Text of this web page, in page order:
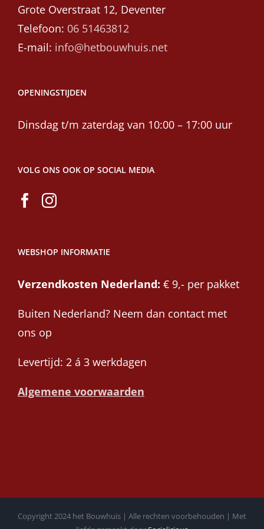
Grote Overstraat 12, Deventer
Telefoon: 06 51463812
E-mail: info@hetbouwhuis.net
OPENINGSTIJDEN
Dinsdag t/m zaterdag van 10:00 – 17:00 uur
VOLG ONS OOK OP SOCIAL MEDIA
WEBSHOP INFORMATIE
Verzendkosten Nederland: € 9,- per pakket
Buiten Nederland? Neem dan contact met
ons op
Levertijd: 2 á 3 werkdagen
Algemene voorwaarden
Copyright 2024 het Bouwhuis | Alle rechten voorbehouden | Met